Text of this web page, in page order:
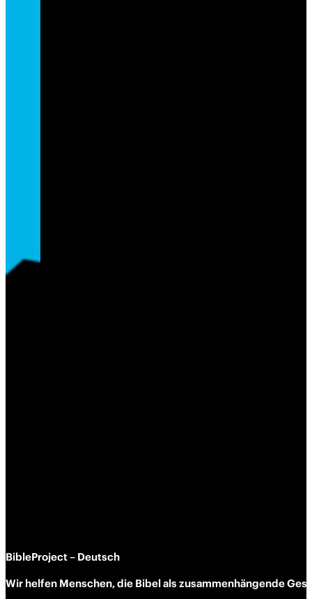
BibleProject – Deutsch
Wir helfen Menschen, die Bibel als zusammen­hängende